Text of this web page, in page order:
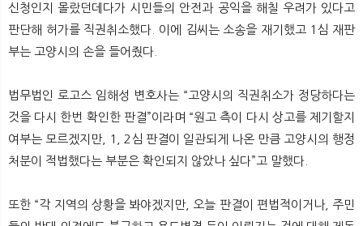
신청인지 몰랐던데다가 시민들의 안전과 공익을 해칠 우려가 있다고
판단해 허가를 직권취소했다. 이에 김씨는 소송을 재기했고 1심 재판
부는 고양시의 손을 들어줬다.
법무법인 로고스 임해성 변호사는 “고양시의 직권취소가 정당하다는
것을 다시 한번 확인한 판결”이라며 “원고 측이 다시 상고를 제기할지
여부는 모르겠지만, 1, 2심 판결이 일관되게 나온 만큼 고양시의 행정
처분이 적법했다는 부분은 확인되지 않았나 싶다”고 말했다.
또한 “각 지역의 상황을 봐야겠지만, 오늘 판결이 편법적이거나, 주민